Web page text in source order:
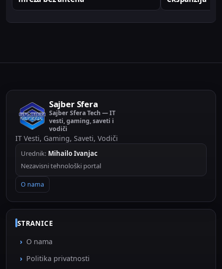
Sajber Sfera
Sajber Sfera Tech — IT
vesti, gaming, saveti i
vodiči
IT Vesti, Gaming, Saveti, Vodiči
Urednik: Mihailo Ivanjac
Nezavisni tehnološki portal
O nama
STRANICE
O nama
Politika privatnosti